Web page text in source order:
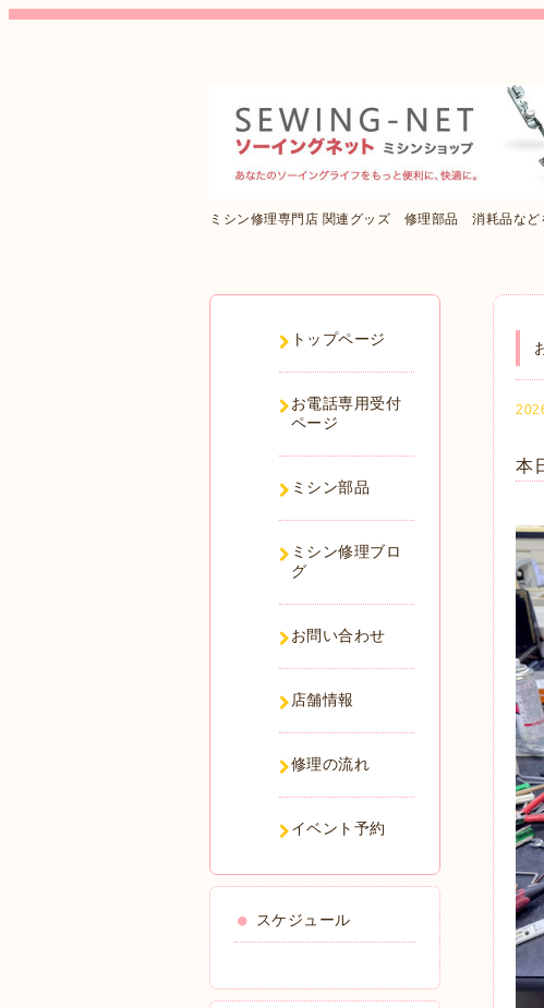
ミシン修理専門店 関連グッズ 修理部品 消耗品など
本
トップページ
お電話専用受付
ページ
ミシン部品
ミシン修理ブロ
グ
お問い合わせ
店舗情報
修理の流れ
イベント予約
スケジュール